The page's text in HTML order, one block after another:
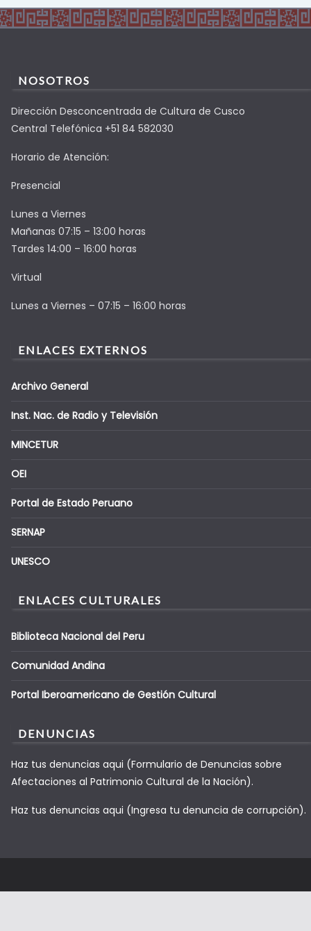
NOSOTROS
Dirección Desconcentrada de Cultura de Cusco
Central Telefónica +51 84 582030
Horario de Atención:
Presencial
Lunes a Viernes
Mañanas 07:15 – 13:00 horas
Tardes 14:00 – 16:00 horas
Virtual
Lunes a Viernes – 07:15 – 16:00 horas
ENLACES EXTERNOS
Archivo General
Inst. Nac. de Radio y Televisión
MINCETUR
OEI
Portal de Estado Peruano
SERNAP
UNESCO
ENLACES CULTURALES
Biblioteca Nacional del Peru
Comunidad Andina
Portal Iberoamericano de Gestión Cultural
DENUNCIAS
Haz tus denuncias aqui (Formulario de Denuncias sobre
Afectaciones al Patrimonio Cultural de la Nación).
Haz tus denuncias aqui (Ingresa tu denuncia de corrupción).